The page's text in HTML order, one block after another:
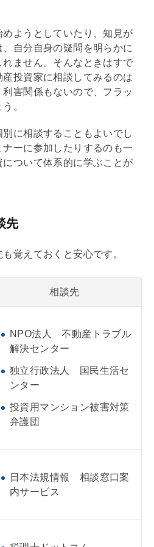
ようとしていたり、知見が
自分自身の疑問を明らかに
ません。そんなときはすで
投資家に相談してみるのは
害関係もないので、フラッ
。
に相談することもよいでし
ーに参加したりするのも一
ついて体系的に学ぶことが
先
覚えておくと安心です。
相談先
NPO法人 不動産トラブル
解決センター
独立行政法人 国民生活セ
ンター
投資用マンション被害対策
弁護団
日本法規情報 相談窓口案
内サービス